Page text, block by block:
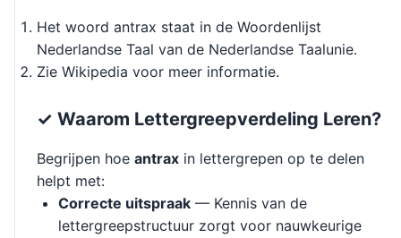
Het woord antrax staat in de Woordenlijst
Nederlandse Taal van de Nederlandse Taalunie.
Zie Wikipedia voor meer informatie.
✓ Waarom Lettergreepverdeling Leren?
Begrijpen hoe antrax in lettergrepen op te delen
helpt met:
Correcte uitspraak — Kennis van de
lettergreepstructuur zorgt voor nauwkeurige